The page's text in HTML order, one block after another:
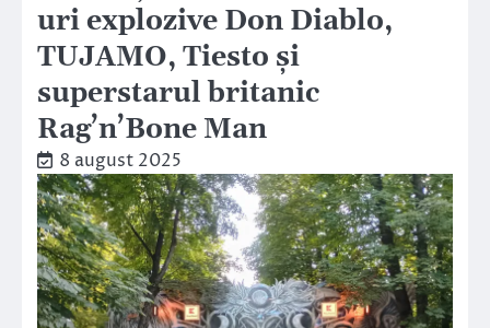
uri explozive Don Diablo,
TUJAMO, Tiesto și
superstarul britanic
Rag’n’Bone Man
8 august 2025